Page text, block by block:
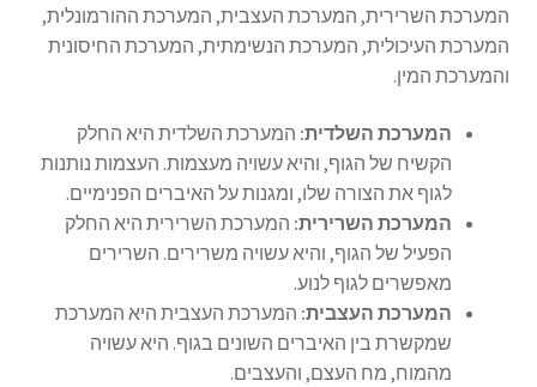
המערכת השרירית, המערכת העצבית, המערכת ההורמונלית,
המערכת העיכולית, המערכת הנשימתית, המערכת החיסונית
והמערכת המין.
המערכת השלדית: המערכת השלדית היא החלק
הקשיח של הגוף, והיא עשויה מעצמות. העצמות נותנות
לגוף את הצורה שלו, ומגנות על האיברים הפנימיים.
המערכת השרירית: המערכת השרירית היא החלק
הפעיל של הגוף, והיא עשויה משרירים. השרירים
מאפשרים לגוף לנוע.
המערכת העצבית: המערכת העצבית היא המערכת
שמקשרת בין האיברים השונים בגוף. היא עשויה
מהמוח, מח העצם, והעצבים.